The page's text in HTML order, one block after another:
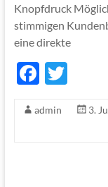
Knopfdruck
stimmigen
eine direkte
F
e
T
itt
admin 3.